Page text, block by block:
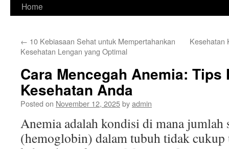
Home
← 10 Kebiasaan Sehat untuk Mempertahankan
Kesehatan Lengan yang Optimal
Kesehatan
Cara Mencegah Anemia:
Kesehatan Anda
Posted on November 12, 2025byadmin
Anemia adalah kondisi di mana jumlah
(hemoglobin) dalam tubuh tidak